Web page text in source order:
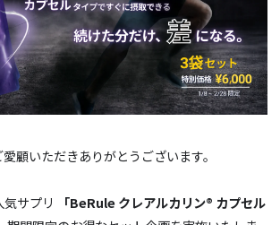
顧いただきありがとうございます。
サプリ
「BeRule クレアルカリン® カプセル